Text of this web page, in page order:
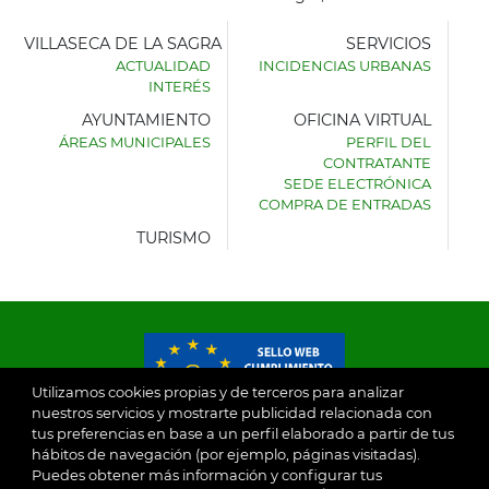
Utilizamos cookies propias y de terceros para analizar
nuestros servicios y mostrarte publicidad relacionada con
tus preferencias en base a un perfil elaborado a partir de tus
hábitos de navegación (por ejemplo, páginas visitadas).
Puedes obtener más información y configurar tus
AYUNTAMIENTO
VILLASECA DE LA SAGRA
ACTUALIDAD
INTERÉS
SERVICIOS
INCIDENCIAS URBANAS
AYUNTAMIENTO
ÁREAS MUNICIPALES
OFICINA VIRTUAL
PERFIL DEL
CONTRATANTE
SEDE ELECTRÓNICA
COMPRA DE ENTRADAS
TURISMO
© 2026